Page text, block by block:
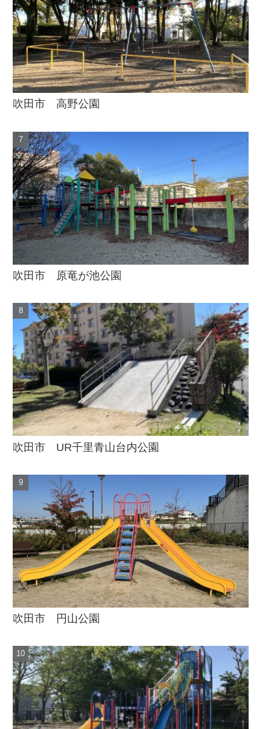
吹田市 高野公園
吹田市 原竜が池公園
吹田市 UR千里青山台内公園
吹田市 円山公園